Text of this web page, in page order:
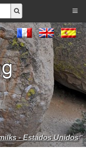
- Estados Unidos